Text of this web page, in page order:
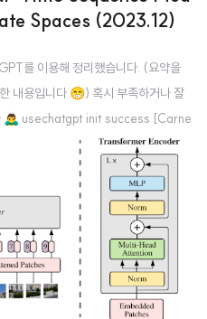
Spaces (2023.12)
를 이용해 정리했습니다. (요약을
내용입니다 😁) 혹시 부족하거나 잘
🙇‍♂️ usechatgpt init success [Carne
- selective SSMs을 simpl
로 통합함 - attention 또는
Introduction 기초 모델(FMs)의 개요
하위 작업에 적용되는 대형 모델로, 현
부상...